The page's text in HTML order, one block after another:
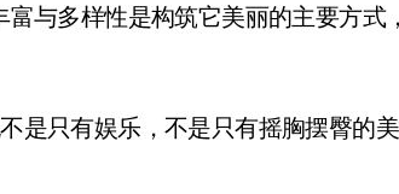
与多样性是构筑它美丽的主要方式
是只有娱乐，不是只有摇胸摆臀的